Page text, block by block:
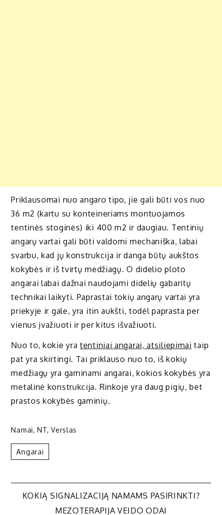
Priklausomai nuo angaro tipo, jie gali būti vos nuo
36 m2 (kartu su konteineriams montuojamos
tentinės stoginės) iki 400 m2 ir daugiau. Tentinių
angarų vartai gali būti valdomi mechaniška, labai
svarbu, kad jų konstrukcija ir danga būtų aukštos
kokybės ir iš tvirtų medžiagų. O didelio ploto
angarai labai dažnai naudojami didelių gabaritų
technikai laikyti. Paprastai tokių angarų vartai yra
priekyje ir gale, yra itin aukšti, todėl paprasta per
vienus įvažiuoti ir per kitus išvažiuoti.
Nuo to, kokie yratentiniai angarai, atsiliepimai taip
pat yra skirtingi. Tai priklauso nuo to, iš kokių
medžiagų yra gaminami angarai, kokios kokybės yra
metalinė konstrukcija. Rinkoje yra daug pigių, bet
prastos kokybės gaminių.
Namai,NT,Verslas
Angarai
Navigacija
KOKIĄ SIGNALIZACIJĄ NAMAMS PASIRINKTI?
MEZOTERAPIJA VEIDO ODAI